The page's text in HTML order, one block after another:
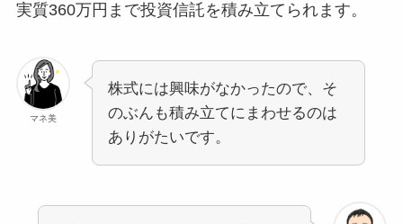
実質360万円まで投資信託を積み立てられます。
マネ美
株式には興味がなかったので、そ
のぶんも積み立てにまわせるのは
ありがたいです。